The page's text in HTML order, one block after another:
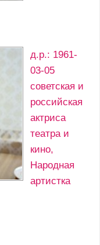
д.р.: 1961-
03-05
советская и
российская
актриса
театра и
кино,
Народная
артистка